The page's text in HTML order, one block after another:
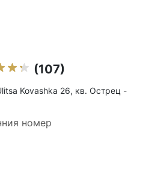
(107)
Kovashka 26, кв. Острец -
номер